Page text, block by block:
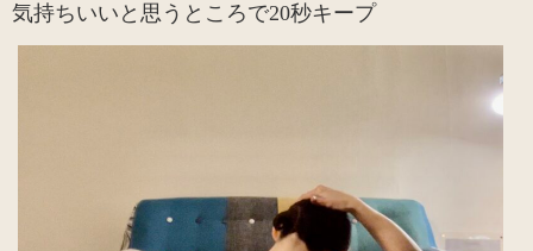
気持ちいいと思うところで20秒キープ